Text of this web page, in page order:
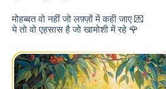
मोहब्बत वो नहीं जो लफ़्ज़ों में कही जाए 💌
ये तो वो एहसास है जो खामोशी में रहे 🌹